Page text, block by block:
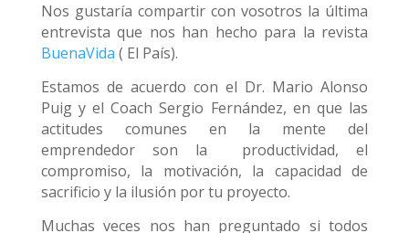
Nos gustaría compartir con vosotros la última
entrevista que nos han hecho para la revista
BuenaVida ( El País).
Estamos de acuerdo con el Dr. Mario Alonso
Puig y el Coach Sergio Fernández, en que las
actitudes comunes en la mente del
emprendedor son la productividad, el
compromiso, la motivación, la capacidad de
sacrificio y la ilusión por tu proyecto.
Muchas veces nos han preguntado si todos